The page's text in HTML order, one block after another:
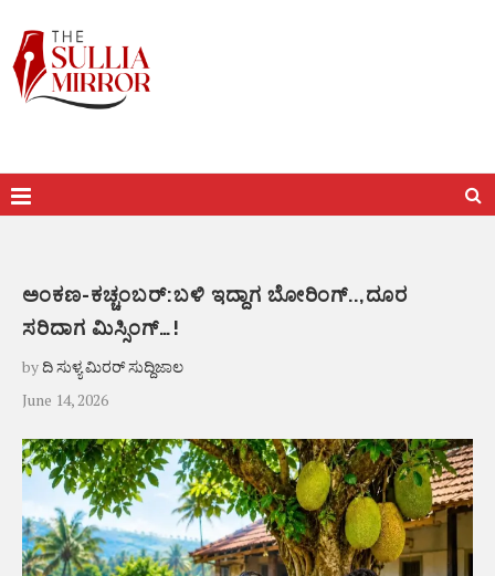
ಅಂಕಣ-ಕಚ್ಚಂಬರ್:ಬಳಿ ಇದ್ದಾಗ ಬೋರಿಂಗ್..,ದೂರ
ಸರಿದಾಗ ಮಿಸ್ಸಿಂಗ್…!
byದಿ ಸುಳ್ಯ ಮಿರರ್ ಸುದ್ದಿಜಾಲ
June 14, 2026